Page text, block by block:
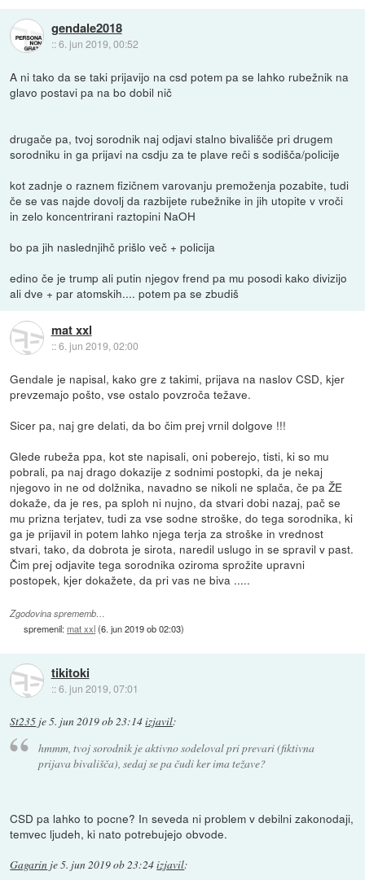
gendale2018
::6. jun 2019, 00:52
A ni tako da se taki prijavijo na csd potem pa se lahko rubežnik na
glavo postavi pa na bo dobil nič
drugače pa, tvoj sorodnik naj odjavi stalno bivališče pri drugem
sorodniku in ga prijavi na csdju za te plave reči s sodišča/policije
kot zadnje o raznem fizičnem varovanju premoženja pozabite, tudi
če se vas najde dovolj da razbijete rubežnike in jih utopite v vroči
in zelo koncentrirani raztopini NaOH
bo pa jih naslednjihč prišlo več + policija
edino če je trump ali putin njegov frend pa mu posodi kako divizijo
ali dve + par atomskih.... potem pa se zbudiš
mat xxl
::6. jun 2019, 02:00
Gendale je napisal, kako gre z takimi, prijava na naslov CSD, kjer
prevzemajo pošto, vse ostalo povzroča težave.
Sicer pa, naj gre delati, da bo čim prej vrnil dolgove !!!
Glede rubeža ppa, kot ste napisali, oni poberejo, tisti, ki so mu
pobrali, pa naj drago dokazije z sodnimi postopki, da je nekaj
njegovo in ne od dolžnika, navadno se nikoli ne splača, če pa ŽE
dokaže, da je res, pa sploh ni nujno, da stvari dobi nazaj, pač se
mu prizna terjatev, tudi za vse sodne stroške, do tega sorodnika, ki
ga je prijavil in potem lahko njega terja za stroške in vrednost
stvari, tako, da dobrota je sirota, naredil uslugo in se spravil v past.
Čim prej odjavite tega sorodnika oziroma sprožite upravni
postopek, kjer dokažete, da pri vas ne biva .....
Zgodovina sprememb…
spremenil:mat xxl(6. jun 2019 ob 02:03)
tikitoki
::6. jun 2019, 07:01
St235 je5. jun 2019 ob 23:14izjavil:
hmmm, tvoj sorodnik je aktivno sodeloval pri prevari (fiktivna
prijava bivališča), sedaj se pa čudi ker ima težave?
CSD pa lahko to pocne? In seveda ni problem v debilni zakonodaji,
temvec ljudeh, ki nato potrebujejo obvode.
Gagarin je5. jun 2019 ob 23:24izjavil: